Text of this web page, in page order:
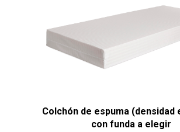
Colchón de espuma (densidad
con funda a elegir